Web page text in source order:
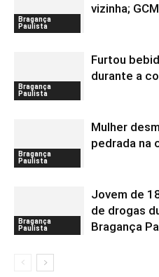
Bragança
Paulista
vizinha;
Bragança
Paulista
Furtou
durante a
Bragança
Paulista
Mulher
pedrada na
Bragança
Paulista
Jovem de
de drogas
Bragança